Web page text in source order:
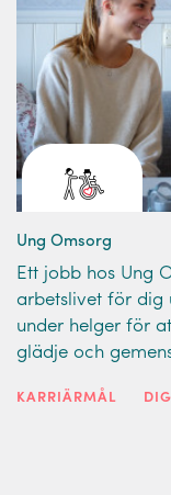
Ung Omsorg
Ett jobb hos Ung
arbetslivet för dig
under helger för
glädje och
KARRIÄRMÅL